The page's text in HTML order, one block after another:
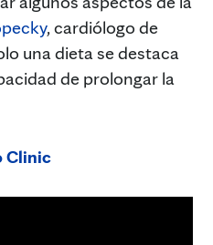
, cardiólogo de
una dieta se destaca
de prolongar la
Clinic